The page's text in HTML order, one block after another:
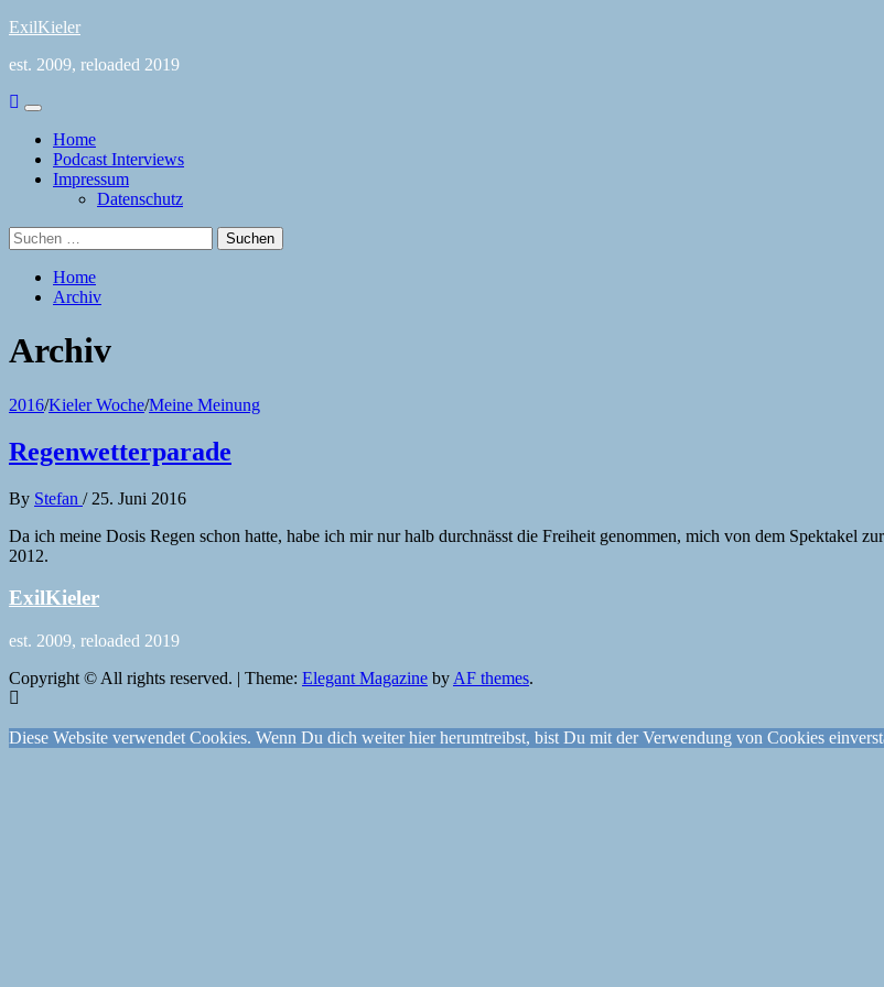
Skip
content
ExilKieler
est. 2009, reloaded 2019
Primary
MenuHome
Podcast Interviews
Impressum
Datenschutz
Suchen
nach:
Home
Archiv
Archiv
2016/Kieler Woche/Meine Meinung
Regenwetterparade
By Stefan / 25. Juni 2016
Da ich meine Dosis Regen schon hatte, habe ich mir nur halb durchnässt die Freiheit genommen, mich von dem Spektakel
2012.
ExilKieler
est. 2009, reloaded 2019
Copyright © All rights reserved. | Theme: Elegant Magazine by AF themes.
Diese Website verwendet Cookies. Wenn Du dich weiter hier herumtreibst, bist Du mit der Verwendung von Cookies